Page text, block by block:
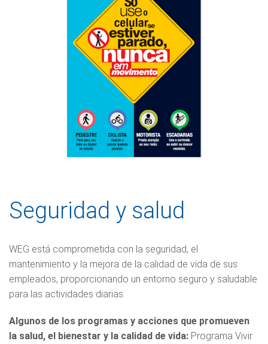
Seguridad y salud
WEG está comprometida con la seguridad, el
mantenimiento y la mejora de la calidad de vida de sus
empleados, proporcionando un entorno seguro y saludable
para las actividades diarias.
Algunos de los programas y acciones que promueven
la salud, el bienestar y la calidad de vida: Programa Vivir